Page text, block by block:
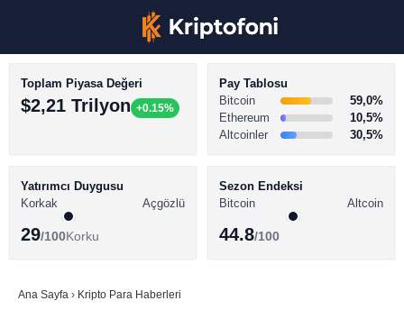
BİTCOİN HABERLERİ
ALTCOİN HABERLERİ
SÖZLÜK
Toplam Piyasa Değeri
$2,21 Trilyon +0.15%
Pay Tablosu
Bitcoin
59,0%
Ethereum
10,5%
Altcoinler
30,5%
Yatırımcı Duygusu
Korkak
Açgözlü
29/100Korku
Sezon Endeksi
Bitcoin
Altcoin
44.8/100
Ana Sayfa › Kripto Para Haberleri